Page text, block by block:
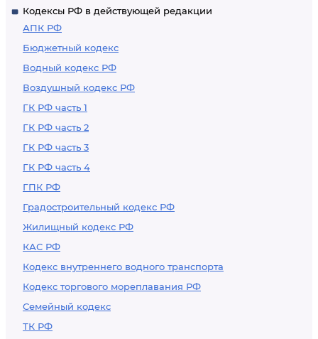
Кодексы РФ в действующей редакции
АПК РФ
Бюджетный кодекс
Водный кодекс РФ
Воздушный кодекс РФ
ГК РФ часть 1
ГК РФ часть 2
ГК РФ часть 3
ГК РФ часть 4
ГПК РФ
Градостроительный кодекс РФ
Жилищный кодекс РФ
КАС РФ
Кодекс внутреннего водного транспорта
Кодекс торгового мореплавания РФ
Семейный кодекс
ТК РФ